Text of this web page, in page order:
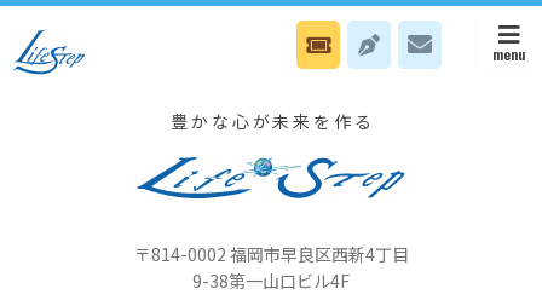
5/11本部は心我力活用セミナー夜のみ・八幡オフィスは個人カウンセ
リングです
豊かな心が未来を作る
〒814-0002 福岡市早良区西新4丁目
9-38第一山口ビル4F